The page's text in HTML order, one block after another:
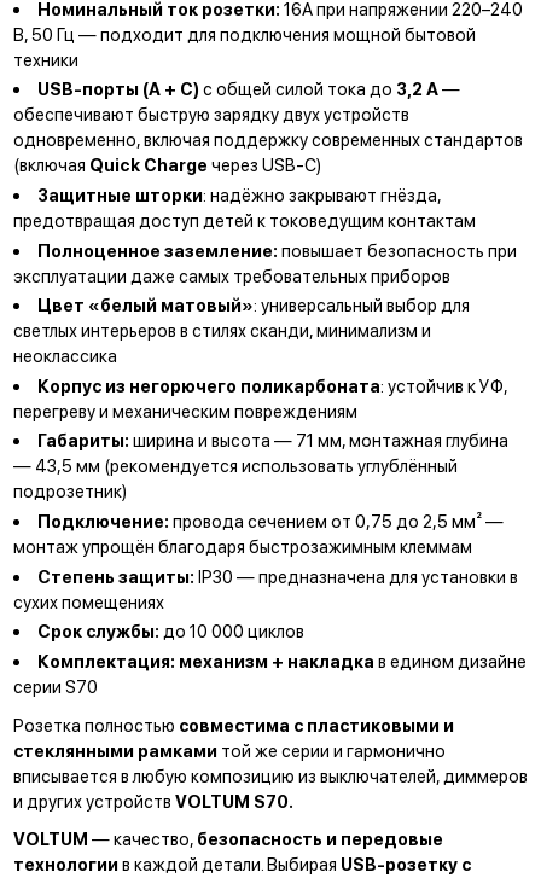
Номинальный ток розетки: 16А при напряжении 220–240
В, 50 Гц — подходит для подключения мощной бытовой
техники
USB-порты (A + C) с общей силой тока до 3,2 А—
обеспечивают быструю зарядку двух устройств
одновременно, включая поддержку современных стандартов
(включая Quick Charge через USB-C)
Защитные шторки: надёжно закрывают гнёзда,
предотвращая доступ детей к токоведущим контактам
Полноценное заземление: повышает безопасность при
эксплуатации даже самых требовательных приборов
Цвет «белый матовый»: универсальный выбор для
светлых интерьеров в стилях сканди, минимализм и
неоклассика
Корпус из негорючего поликарбоната: устойчив к УФ,
перегреву и механическим повреждениям
Габариты: ширина и высота — 71 мм, монтажная глубина
— 43,5 мм (рекомендуется использовать углублённый
подрозетник)
Подключение: провода сечением от 0,75 до 2,5 мм² —
монтаж упрощён благодаря быстрозажимным клеммам
Степень защиты:IP30 — предназначена для установки в
сухих помещениях
Срок службы: до 10 000 циклов
Комплектация: механизм + накладка в едином дизайне
серии S70
Розетка полностью совместима с пластиковыми и
стеклянными рамками той же серии и гармонично
вписывается в любую композицию из выключателей, диммеров
и других устройств VOLTUM S70.
VOLTUM — качество, безопасность и передовые
технологии в каждой детали. Выбирая USB-розетку с